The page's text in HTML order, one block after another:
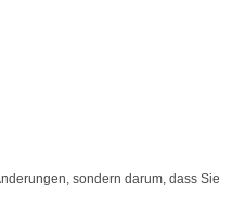
sondern darum, dass Sie